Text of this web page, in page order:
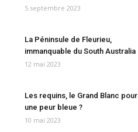
5 septembre 2023
La Péninsule de Fleurieu,
immanquable du South Australia
12 mai 2023
Les requins, le Grand Blanc pour
une peur bleue ?
10 mai 2023